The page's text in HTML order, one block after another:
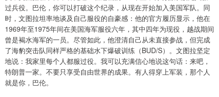
过兵役。巴伦，你可以打破这个纪录，从现在开始加入美国军队。同
时，文图拉坦率地谈及自己服役的自豪感：他的官方履历显示，他在
1969年至1975年间在美国海军服役六年，其中四年为现役，越战期间
曾是褐水海军的一员。尽管如此，他澄清自己从未直接参战，但完成
了海豹突击队同样严格的基础水下爆破训练（BUD/S）。文图拉坚定
地说：我家里每个人都服过役。我可以充满信心地说这句话：来吧，
特朗普一家。不要只享受自由世界的成果。有人得穿上军装，那个人
就是你，巴伦。